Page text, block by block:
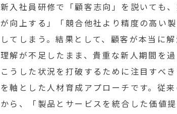
新入社員研修で「顧客志向」を説いても
が向上する」「競合他社より精度の高い
してしまう。結果として、顧客が本当に
理解が不足したまま、貴重な新人期間を過
こうした状況を打破するために注目すべ
を軸とした人材育成アプローチです。従
から、「製品とサービスを統合した価値